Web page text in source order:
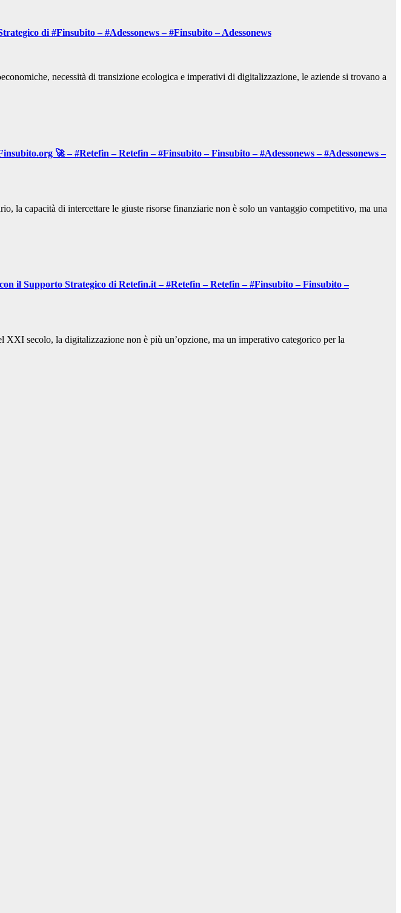
di #Finsubito – #Adessonews – #Finsubito – Adessonews
necessità di transizione ecologica e imperativi di digitalizzazione, le aziende si trovano a
🚀 – #Retefin – Retefin – #Finsubito – Finsubito – #Adessonews – #Adessonews –
la capacità di intercettare le giuste risorse finanziarie non è solo un vantaggio competitivo, ma una
il Supporto Strategico di Retefin.it – #Retefin – Retefin – #Finsubito – Finsubito –
secolo, la digitalizzazione non è più un’opzione, ma un imperativo categorico per la